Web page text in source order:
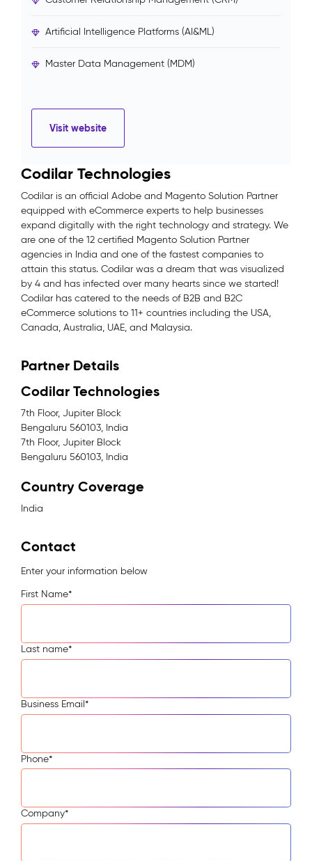
Artificial Intelligence Platforms (AI&ML)
Master Data Management (MDM)
Visit website
Codilar Technologies
Codilar is an official Adobe and Magento Solution Partner
equipped with eCommerce experts to help businesses
expand digitally with the right technology and strategy. We
are one of the 12 certified Magento Solution Partner
agencies in India and one of the fastest companies to
attain this status. Codilar was a dream that was visualized
by 4 and has infected over many hearts since we started!
Codilar has catered to the needs of B2B and B2C
eCommerce solutions to 11+ countries including the USA,
Canada, Australia, UAE, and Malaysia.
Partner Details
Codilar Technologies
7th Floor, Jupiter Block
Bengaluru 560103, India
7th Floor, Jupiter Block
Bengaluru 560103, India
Country Coverage
India
Contact
Enter your information below
First Name*
Last name*
Business Email*
Phone*
Company*